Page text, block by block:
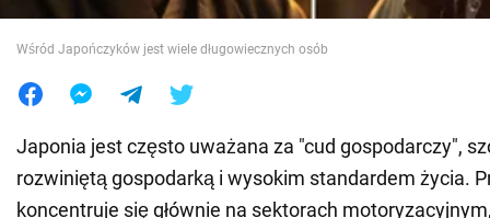
Jedzenie
Wśród Japończyków jest wiele długowiecznych osób
Japonia jest często uważana za "cud gospodarczy",
rozwiniętą gospodarką i wysokim standardem życia.
koncentruje się głównie na sektorach